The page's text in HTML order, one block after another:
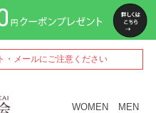
メールにご注意ください
WOMEN MEN